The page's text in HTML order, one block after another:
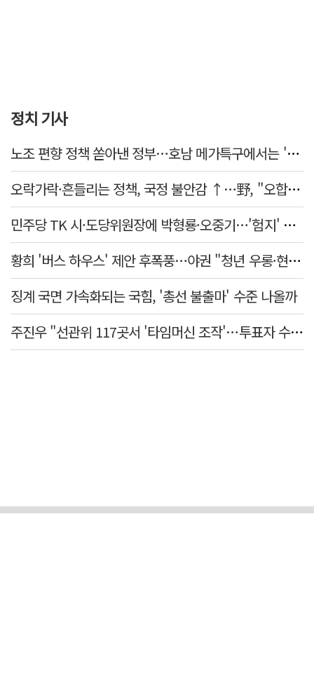
정치 기사
노조 편향 정책 쏟아낸 정부…호남 메가특구에서는 '반노조'?
오락가락·흔들리는 정책, 국정 불안감 ↑…野, "오합지졸"
민주당 TK 시·도당위원장에 박형룡·오중기…'험지' 총선 이끈다
황희 '버스 하우스' 제안 후폭풍…야권 "청년 우롱·현실 괴리" 총공세
징계 국면 가속화되는 국힘, '총선 불출마' 수준 나올까
주진우 "선관위 117곳서 '타임머신 조작'…투표자 수 미리 입력"